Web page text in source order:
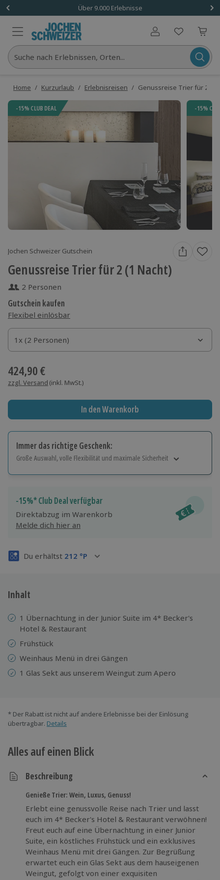
Über 9.000 Erlebnisse
Benutzerkonto
Suche nach Erlebnissen, Orten...
Home / Kurzurlaub / Erlebnisreisen / Genussreise Trier für 2 (1
-15% CLUB DEAL -15%
Jochen Schweizer Gutschein
Genussreise Trier für 2 (1 Nacht)
2 Personen
Gutschein kaufen
Flexibel einlösbar
1x (2 Personen)
1x (2 Personen)
1x (2 Personen)
424,90 €
zzgl. Versand (inkl. MwSt.)
In den Warenkorb
Immer das richtige Geschenk:
Große Auswahl, volle Flexibilität und maximale Sicherheit
Jeder Gutschein für alle Erlebnisse einlösbar.
Maximale Sicherheit
3 Jahre gültig & verlängerbar.
-15%* Club Deal verfügbar
Direktabzug im Warenkorb
Melde dich hier an
Du erhältst 212 °P
Inhalt
1 Übernachtung in der Junior Suite im 4* Becker's
Hotel & Restaurant
Frühstück
Weinhaus Menü in drei Gängen
1 Glas Sekt aus unserem Weingut zum Apero
* Der Rabatt ist nicht auf andere Erlebnisse bei der Einlösung
übertragbar. Details
Alles auf einen Blick
Beschreibung
Genieße Trier: Wein, Luxus, Genuss!
Erlebt eine genussvolle Reise nach Trier und lasst
euch im 4* Becker's Hotel & Restaurant verwöhnen!
Freut euch auf eine Übernachtung in einer Junior
Suite, ein köstliches Frühstück und ein exklusives
Weinhaus Menü mit drei Gängen. Zur Begrüßung
erwartet euch ein Glas Sekt aus dem hauseigenen
Weingut, gefolgt von einer exquisiten